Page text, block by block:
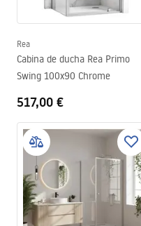
Rea
Cabina de ducha Rea Primo
Swing 100x90 Chrome
517,00 €